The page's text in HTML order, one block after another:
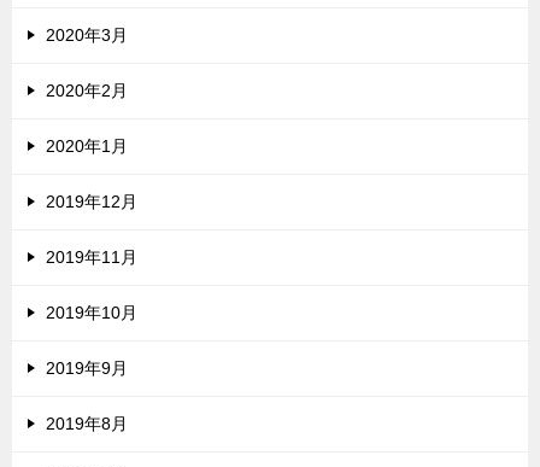
2020年3月
2020年2月
2020年1月
2019年12月
2019年11月
2019年10月
2019年9月
2019年8月